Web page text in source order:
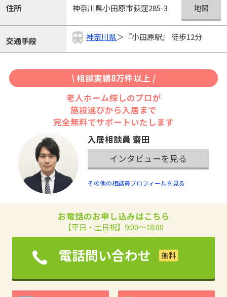
住所 神奈川県小田原市荻窪285-3 地図
交通手段 神奈川県＞『小田原駅』 徒歩12分
\ 相談実績8万件以上 /
老人ホーム探しのプロが
施設選びから入居まで
完全無料でサポートいたします
入居相談員 齋田
インタビューを見る
その他の相談員プロフィールを見る
お電話のお申し込みはこちら
【平日・土日祝】9:00～18:00
電話問い合わせ